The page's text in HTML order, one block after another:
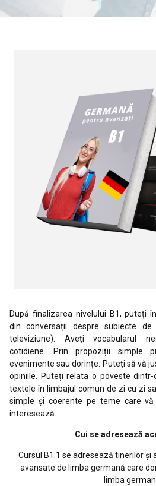
După finalizarea nivelului B1, puteți
din conversații despre subiecte
televiziune). Aveți vocabularul
cotidiene. Prin propoziții simple
evenimente sau dorințe. Puteți să vă
opiniile. Puteți relata o poveste
textele în limbajul comun de zi cu zi
simple și coerente pe teme care
interesează.
Cui se adresează
Cursul B1.1 se adresează tinerilor
avansate de limba germană care
limba